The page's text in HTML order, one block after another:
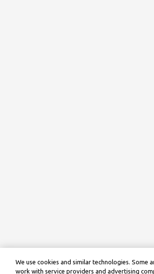
We use cookies and similar technologies. Some
work with service providers and advertising